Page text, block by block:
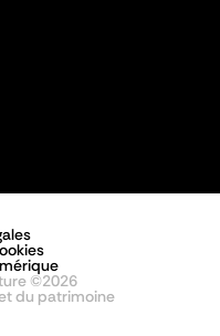
©2026
du patrimoine